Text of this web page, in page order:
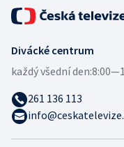
Divácké centrum
každý všední den:
261 136 113